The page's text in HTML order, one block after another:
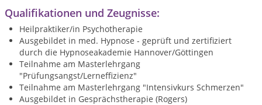
Qualifikationen und Zeugnisse:
Heilpraktiker/in Psychotherapie
Ausgebildet in med. Hypnose - geprüft und zertifiziert
durch die Hypnoseakademie Hannover/Göttingen
Teilnahme am Masterlehrgang
"Prüfungsangst/Lerneffizienz"
Teilnahme am Masterlehrgang "Intensivkurs Schmerzen"
Ausgebildet in Gesprächstherapie (Rogers)